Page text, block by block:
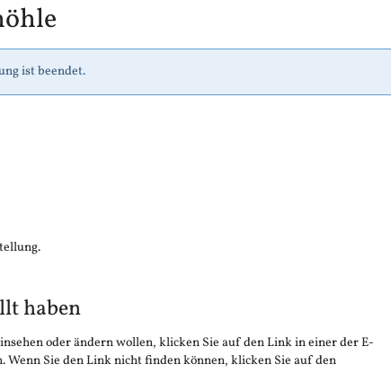
ist beendet.
haben
oder ändern wollen, klicken Sie auf den Link in einer der E-
Sie den Link nicht finden können, klicken Sie auf den